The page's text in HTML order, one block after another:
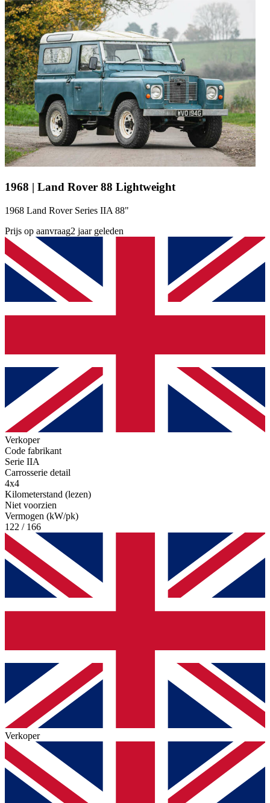
1968 | Land Rover 88 Lightweight
1968 Land Rover Series IIA 88"
Prijs op aanvraag2 jaar geleden
Verkoper
Code fabrikant
Serie IIA
Carrosserie detail
4x4
Kilometerstand (lezen)
Niet voorzien
Vermogen (kW/pk)
122 / 166
Verkoper